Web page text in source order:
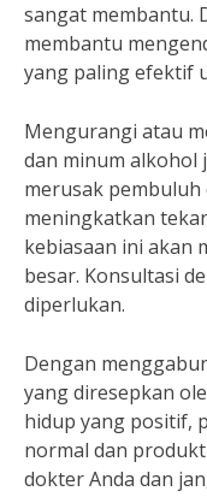
sangat membantu.
membantu
yang paling efektif
Mengurangi atau
dan minum alkohol
merusak
meningkatkan
kebiasaan ini akan
besar. Konsultasi
diperlukan.
Dengan
yang diresepkan
hidup yang positif,
normal dan
dokter Anda dan